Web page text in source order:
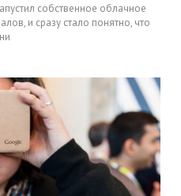
собственное облачное
и сразу стало понятно, что